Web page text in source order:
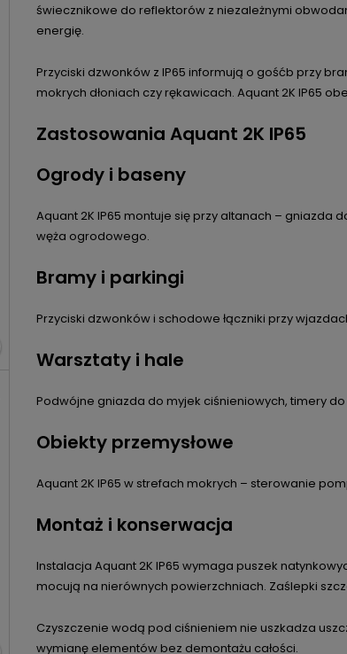
świecznikowe do reflektorów z niezależnymi
energię.
Przyciski dzwonków z IP65 informują o gośćb przy
mokrych dłoniach czy rękawicach. Aquant 2K IP65
Zastosowania Aquant 2K IP65
Ogrody i baseny
Aquant 2K IP65 montuje się przy altanach – gniazda
węża ogrodowego.
Bramy i parkingi
Przyciski dzwonków i schodowe łączniki przy
Warsztaty i hale
Podwójne gniazda do myjek ciśnieniowych, timery
Obiekty przemysłowe
Aquant 2K IP65 w strefach mokrych – sterowanie
Montaż i konserwacja
Instalacja Aquant 2K IP65 wymaga puszek
mocują na nierównych powierzchniach. Zaślepki
Czyszczenie wodą pod ciśnieniem nie uszkadza
wymianę elementów bez demontażu całości.